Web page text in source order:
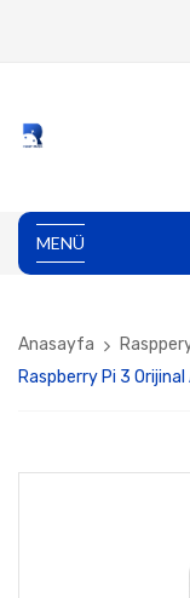
MENÜ
Anasayfa
Raspberry Pi 3